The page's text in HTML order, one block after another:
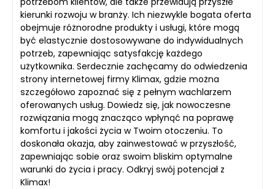
kierunki rozwoju w branży. Ich niezwykle bogata oferta
obejmuje różnorodne produkty i usługi, które mogą
być elastycznie dostosowywane do indywidualnych
potrzeb, zapewniając satysfakcję każdego
użytkownika. Serdecznie zachęcamy do odwiedzenia
strony internetowej firmy Klimax, gdzie można
szczegółowo zapoznać się z pełnym wachlarzem
oferowanych usług. Dowiedz się, jak nowoczesne
rozwiązania mogą znacząco wpłynąć na poprawę
komfortu i jakości życia w Twoim otoczeniu. To
doskonała okazja, aby zainwestować w przyszłość,
zapewniając sobie oraz swoim bliskim optymalne
warunki do życia i pracy. Odkryj swój potencjał z
Klimax!